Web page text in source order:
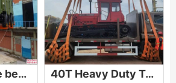
vehicle double beam lifting gear 40T Heavy Duty Truck Cargo Lifting Net